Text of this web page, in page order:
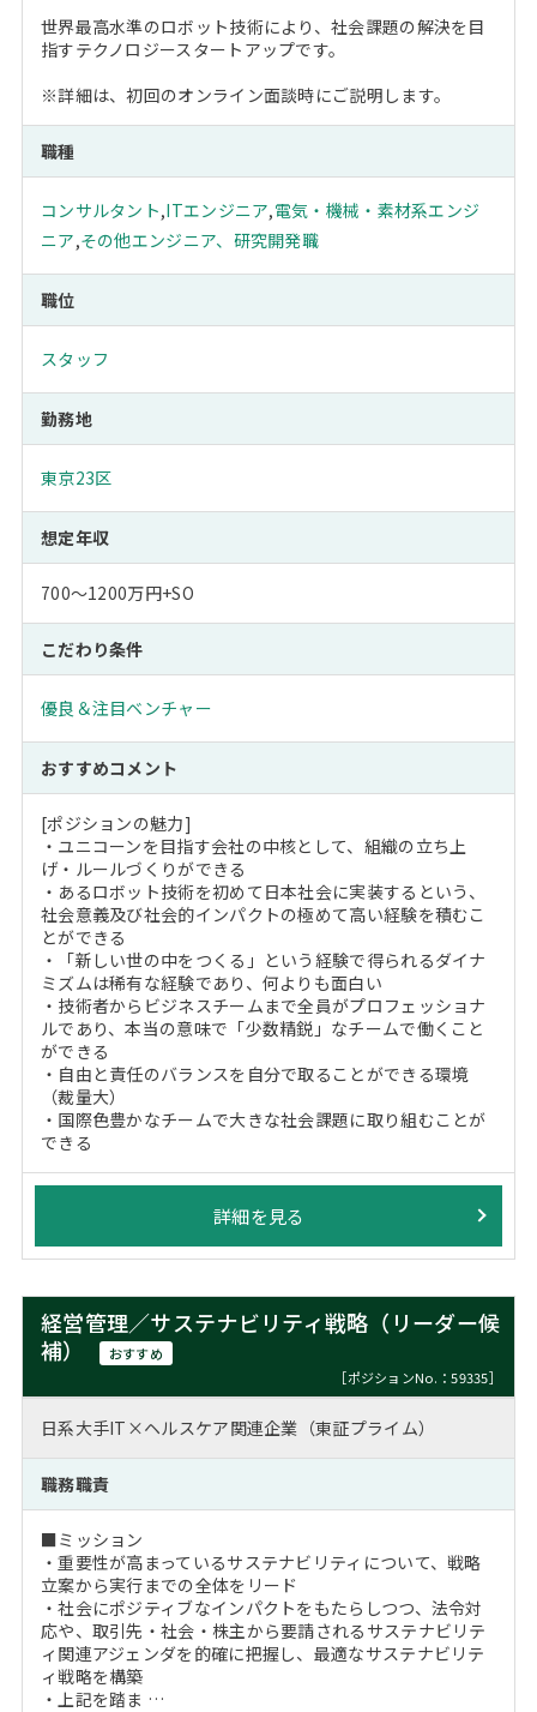
世界最高水準のロボット技術により、社会課題の解決を目
指すテクノロジースタートアップです。
※詳細は、初回のオンライン面談時にご説明します。
職種
コンサルタント,ITエンジニア,電気・機械・素材系エンジ
ニア,その他エンジニア、研究開発職
職位
スタッフ
勤務地
東京23区
想定年収
700～1200万円+SO
こだわり条件
優良＆注目ベンチャー
おすすめコメント
[ポジションの魅力]
・ユニコーンを目指す会社の中核として、組織の立ち上
げ・ルールづくりができる
・あるロボット技術を初めて日本社会に実装するという、
社会意義及び社会的インパクトの極めて高い経験を積むこ
とができる
・「新しい世の中をつくる」という経験で得られるダイナ
ミズムは稀有な経験であり、何よりも面白い
・技術者からビジネスチームまで全員がプロフェッショナ
ルであり、本当の意味で「少数精鋭」なチームで働くこと
ができる
・自由と責任のバランスを自分で取ることができる環境
（裁量大）
・国際色豊かなチームで大きな社会課題に取り組むことが
できる
詳細を見る
経営管理／サステナビリティ戦略（リーダー候
補）
おすすめ
［ポジションNo.：59335］
日系大手IT×ヘルスケア関連企業（東証プライム）
職務職責
■ミッション
・重要性が高まっているサステナビリティについて、戦略
立案から実行までの全体をリード
・社会にポジティブなインパクトをもたらしつつ、法令対
応や、取引先・社会・株主から要請されるサステナビリテ
ィ関連アジェンダを的確に把握し、最適なサステナビリテ
ィ戦略を構築
・上記を踏ま …